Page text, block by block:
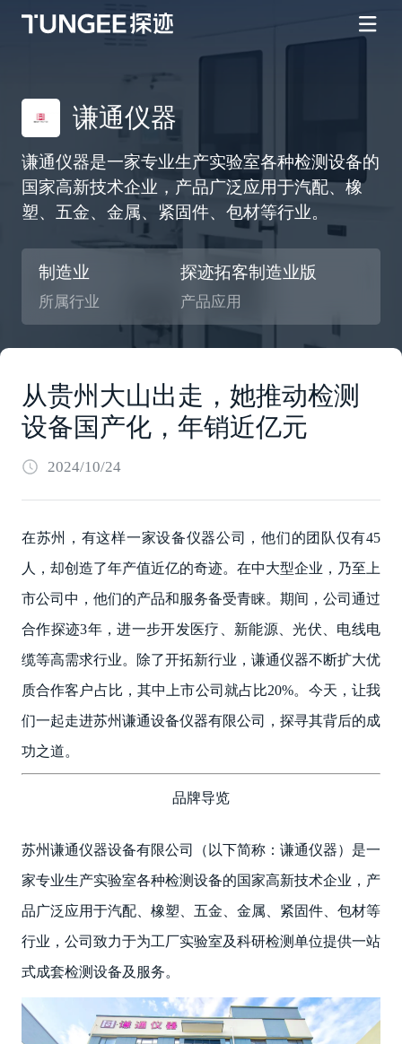
谦通仪器
谦通仪器是一家专业生产实验室各种检测设备的
国家高新技术企业，产品广泛应用于汽配、橡
塑、五金、金属、紧固件、包材等行业。
制造业
所属行业
探迹拓客制造业版
产品应用
从贵州大山出走，她推动检测
设备国产化，年销近亿元
2024/10/24
在苏州，有这样一家设备仪器公司，他们的团队仅有45
人，却创造了年产值近亿的奇迹。在中大型企业，乃至上
市公司中，他们的产品和服务备受青睐。期间，公司通过
合作探迹3年，进一步开发医疗、新能源、光伏、电线电
缆等高需求行业。除了开拓新行业，谦通仪器不断扩大优
质合作客户占比，其中上市公司就占比20%。今天，让我
们一起走进苏州谦通设备仪器有限公司，探寻其背后的成
功之道。
品牌导览
苏州谦通仪器设备有限公司（以下简称：谦通仪器）是一
家专业生产实验室各种检测设备的国家高新技术企业，产
品广泛应用于汽配、橡塑、五金、金属、紧固件、包材等
行业，公司致力于为工厂实验室及科研检测单位提供一站
式成套检测设备及服务。